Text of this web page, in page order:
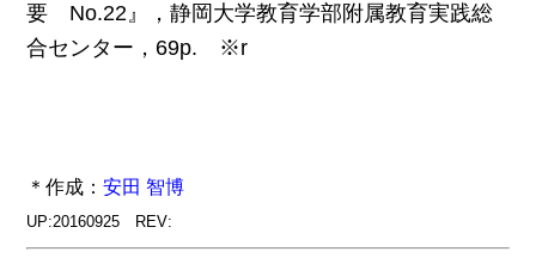
要 No.22』，静岡大学教育学部附属教育実践総
合センター，69p. ※r
＊作成：安田 智博
UP:20160925 REV: